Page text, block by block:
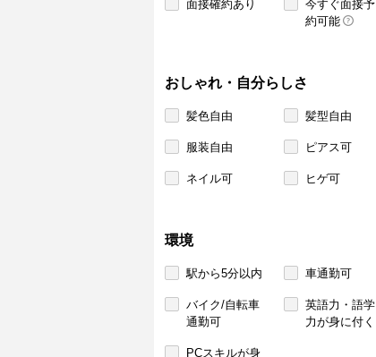
面接確約あり
今すぐ面接予
約可能
おしゃれ・自分らしさ
髪色自由 髪型自由
服装自由 ピアス可
ネイル可 ヒゲ可
環境
駅から5分以内 車通勤可
バイク/自転車
通勤可
英語力・語学
力が身に付く
PCスキルが身